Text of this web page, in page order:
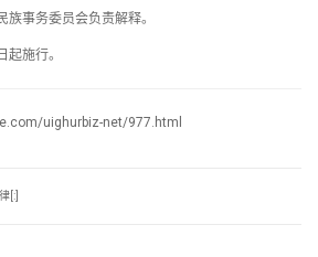
事务委员会负责解释。
施行。
uighurbiz-net/977.html
[:]